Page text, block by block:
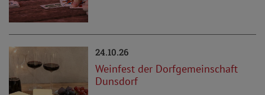
24.10.26
Weinfest der Dorfgemeinschaft
Dunsdorf